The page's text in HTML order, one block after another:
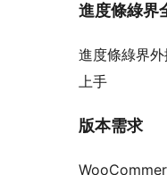
進度條綠界
進度條綠界
上手
版本需求